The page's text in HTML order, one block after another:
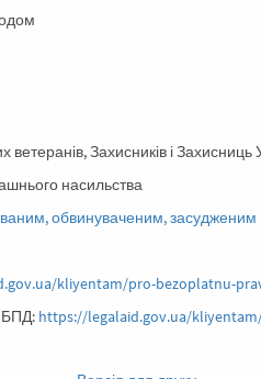
Захисників і Захисниць
насильства
обвинуваченим, засудженим
kliyentam/pro-bezoplatnu-
БПД: https://legalaid.gov.ua/